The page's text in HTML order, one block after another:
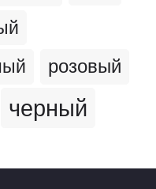
розовый
черный